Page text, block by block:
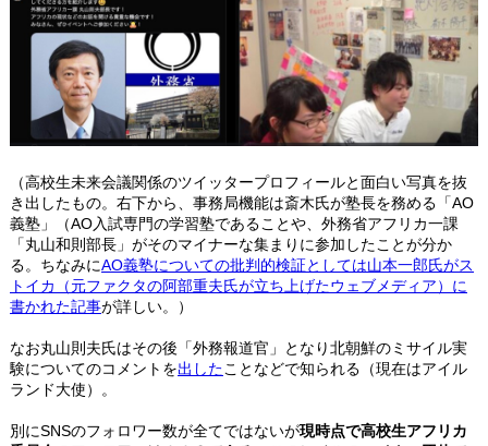
（高校生未来会議関係のツイッタープロフィールと面白い写真を抜
き出したもの。右下から、事務局機能は斎木氏が塾長を務める「AO
義塾」（AO入試専門の学習塾であることや、外務省アフリカ一課
「丸山和則部長」がそのマイナーな集まりに参加したことが分か
る。ちなみにAO義塾についての批判的検証としては山本一郎氏がス
トイカ（元ファクタの阿部重夫氏が立ち上げたウェブメディア）に
書かれた記事が詳しい。）
なお丸山則夫氏はその後「外務報道官」となり北朝鮮のミサイル実
験についてのコメントを出したことなどで知られる（現在はアイル
ランド大使）。
別にSNSのフォロワー数が全てではないが現時点で高校生アフリカ